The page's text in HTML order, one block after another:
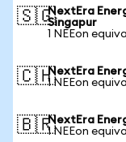
🇸🇬NextEra
Singapur
1 NEEon
🇨🇭NextEra
1 NEEon
🇧🇷NextEra
1 NEEon